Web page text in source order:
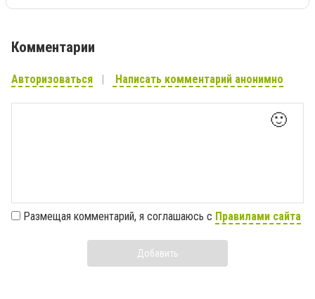
Комментарии
Авторизоваться Написать комментарий анонимно
🙂
Размещая комментарий, я соглашаюсь с Правилами сайта
Добавить